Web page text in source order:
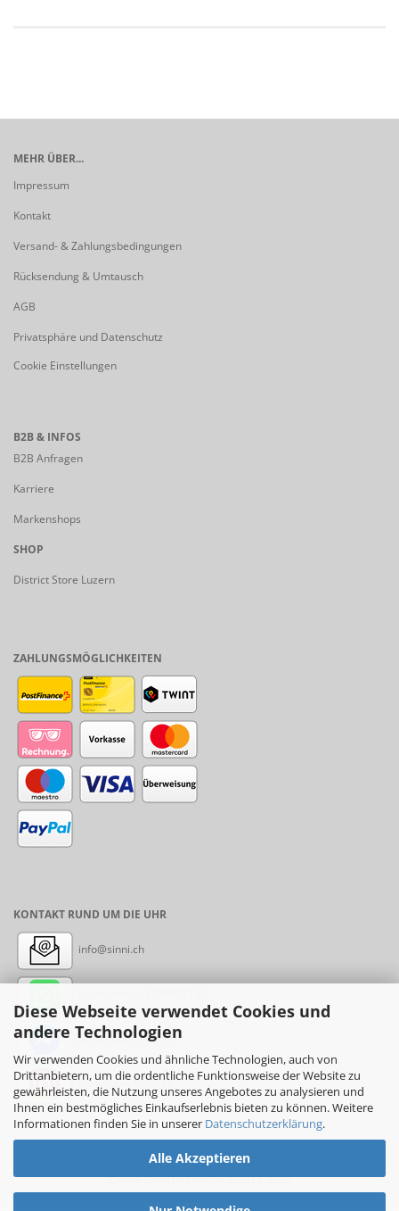
Diese Webseite verwendet Cookies und
andere Technologien
Wir verwenden Cookies und ähnliche Technologien, auch von
Drittanbietern, um die ordentliche Funktionsweise der Website zu
gewährleisten, die Nutzung unseres Angebotes zu analysieren und
Ihnen ein bestmögliches Einkaufserlebnis bieten zu können. Weitere
Informationen finden Sie in unserer Datenschutzerklärung.
Alle Akzeptieren
MEHR ÜBER...
Impressum
Kontakt
Versand- & Zahlungsbedingungen
Rücksendung & Umtausch
AGB
Privatsphäre und Datenschutz
Cookie Einstellungen
B2B & INFOS
B2B Anfragen
Karriere
Markenshops
SHOP
District Store Luzern
ZAHLUNGSMÖGLICHKEITEN
KONTAKT RUND UM DIE UHR
info@sinni.ch
Messenger: sinni.ch
Instagram: sinni_ch
Online-Shopby sinni.ch © 2017-2026